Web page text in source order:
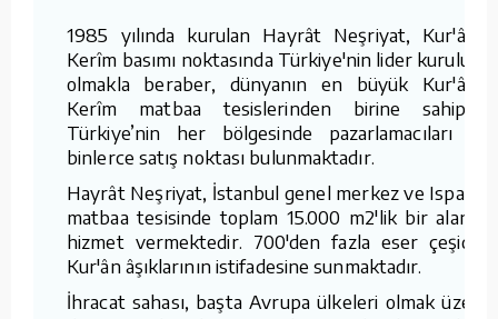
1985 yılında kurulan Hayrât Neşriyat, Kur'ân-ı
Kerîm basımı noktasında Türkiye'nin lider kuruluşu
olmakla beraber, dünyanın en büyük Kur'ân-ı
Kerîm matbaa tesislerinden birine sahiptir.
Türkiye’nin her bölgesinde pazarlamacıları ve
binlerce satış noktası bulunmaktadır.
Hayrât Neşriyat, İstanbul genel merkez ve Isparta
matbaa tesisinde toplam 15.000 m2'lik bir alanda
hizmet vermektedir. 700'den fazla eser çeşidini
Kur'ân âşıklarının istifadesine sunmaktadır.
İhracat sahası, başta Avrupa ülkeleri olmak üzere